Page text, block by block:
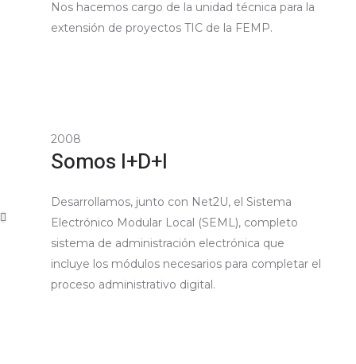
Nos hacemos cargo de la unidad técnica para la
extensión de proyectos TIC de la FEMP.
2008
Somos I+D+I
Desarrollamos, junto con Net2U, el Sistema
Electrónico Modular Local (SEML), completo
sistema de administración electrónica que
incluye los módulos necesarios para completar el
proceso administrativo digital.